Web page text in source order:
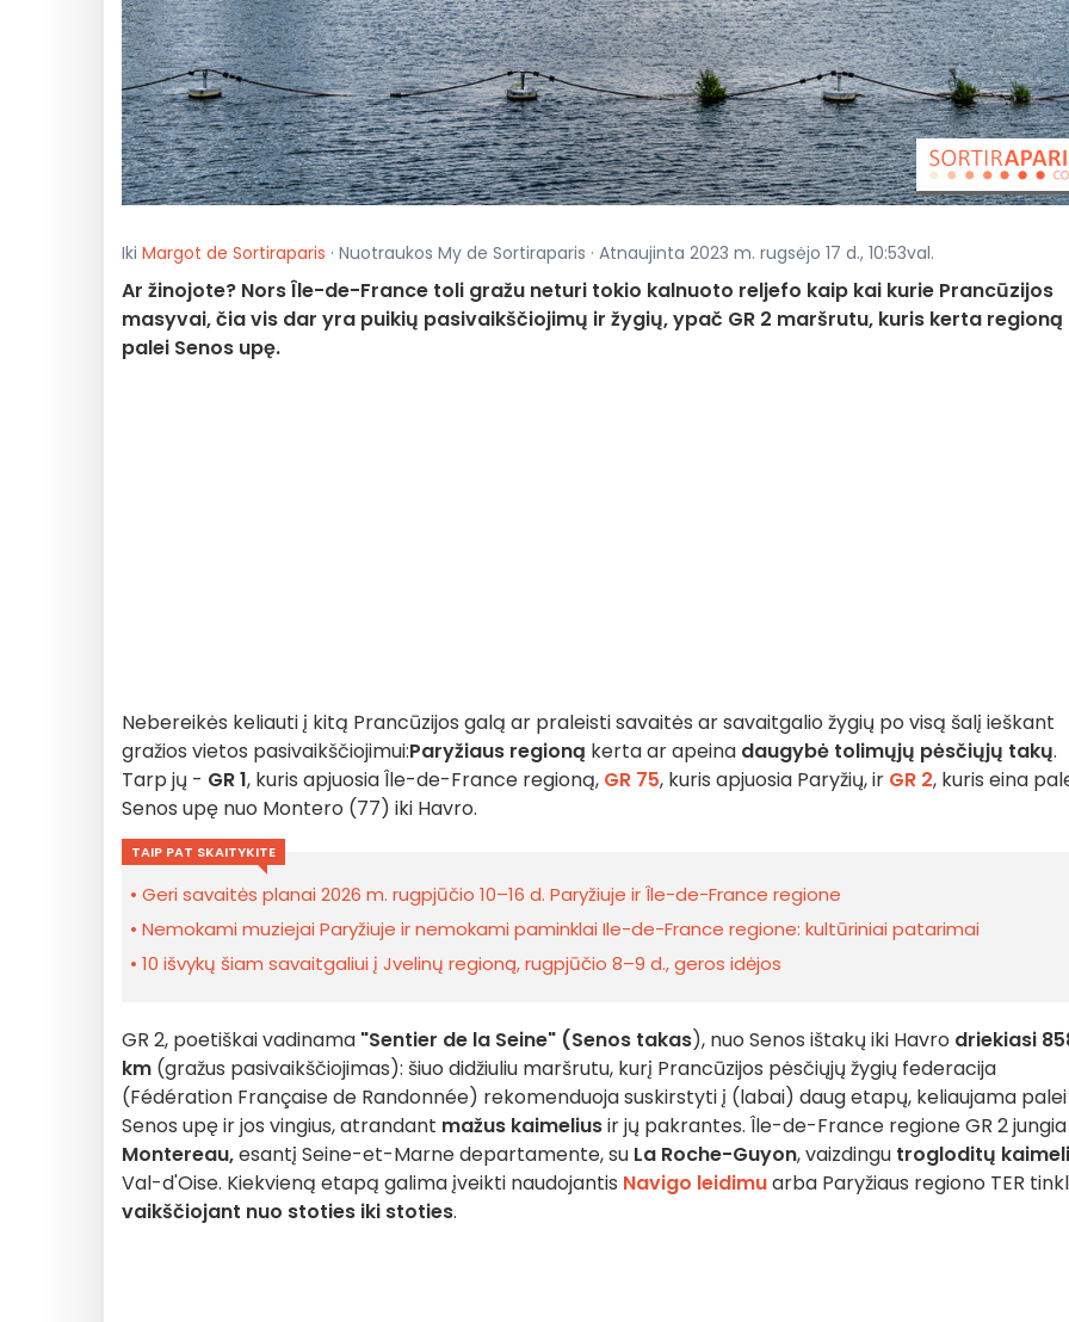
Iki Margot de Sortiraparis · Nuotraukos My de Sortiraparis · Atnaujinta 2023 m. rugsėjo 17 d., 10:53val.
Ar žinojote? Nors Île-de-France toli gražu neturi tokio kalnuoto reljefo kaip kai kurie Prancūzijos
masyvai, čia vis dar yra puikių pasivaikščiojimų ir žygių, ypač GR 2 maršrutu, kuris kerta regioną
palei Senos upę.
Nebereikės keliauti į kitą Prancūzijos galą ar praleisti savaitės ar savaitgalio žygių po visą šalį ieškant
gražios vietos pasivaikščiojimui:Paryžiaus regioną kerta ar apeina daugybė tolimųjų pėsčiųjų takų.
Tarp jų - GR 1, kuris apjuosia Île-de-France regioną, GR 75, kuris apjuosia Paryžių, ir GR 2, kuris eina
Senos upę nuo Montero (77) iki Havro.
TAIP PAT SKAITYKITE
Geri savaitės planai 2026 m. rugpjūčio 10–16 d. Paryžiuje ir Île-de-France regione
Nemokami muziejai Paryžiuje ir nemokami paminklai Ile-de-France regione: kultūriniai patarimai
10 išvykų šiam savaitgaliui į Jvelinų regioną, rugpjūčio 8–9 d., geros idėjos
GR 2, poetiškai vadinama "Sentier de la Seine" (Senos takas), nuo Senos ištakų iki Havro driekiasi
km (gražus pasivaikščiojimas): šiuo didžiuliu maršrutu, kurį Prancūzijos pėsčiųjų žygių federacija
(Fédération Française de Randonnée) rekomenduoja suskirstyti į (labai) daug etapų, keliaujama palei
Senos upę ir jos vingius, atrandant mažus kaimeliusir jų pakrantes. Île-de-France regione GR 2 jungia
Montereau,esantį Seine-et-Marne departamente, su La Roche-Guyon, vaizdingu trogloditų
Val-d'Oise. Kiekvieną etapą galima įveikti naudojantis Navigo leidimuarba Paryžiaus regiono TER
vaikščiojant nuo stoties iki stoties.